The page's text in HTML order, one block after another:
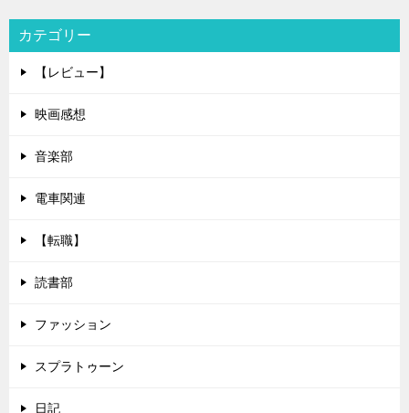
カテゴリー
【レビュー】
映画感想
音楽部
電車関連
【転職】
読書部
ファッション
スプラトゥーン
日記